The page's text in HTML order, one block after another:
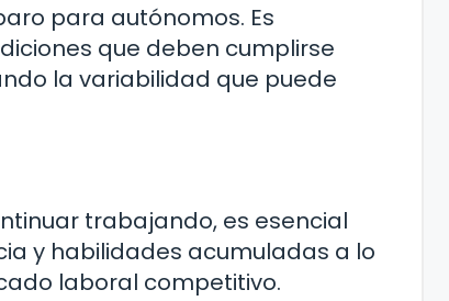
para autónomos. Es
que deben cumplirse
la variabilidad que puede
trabajando, es esencial
y habilidades acumuladas a lo
laboral competitivo.